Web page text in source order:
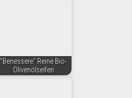
"Benessere" Reine Bio-
Olivenölseifen